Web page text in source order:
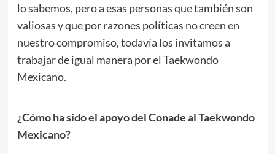
lo sabemos, pero a esas personas que también son
valiosas y que por razones políticas no creen en
nuestro compromiso, todavía los invitamos a
trabajar de igual manera por el Taekwondo
Mexicano.
¿Cómo ha sido el apoyo del Conade al Taekwondo
Mexicano?